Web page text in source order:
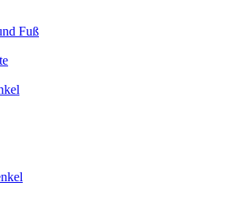
Fuß